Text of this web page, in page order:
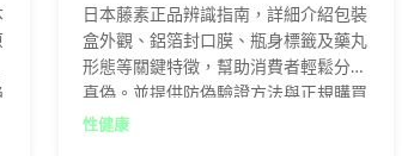
日本藤素正品辨識指南，詳細介紹包裝
盒外觀、鋁箔封口膜、瓶身標籤及藥丸
形態等關鍵特徵，幫助消費者輕鬆分辨
真偽。並提供防偽驗證方法與正規購買
管道建議，遠離仿冒品危害。
性健康